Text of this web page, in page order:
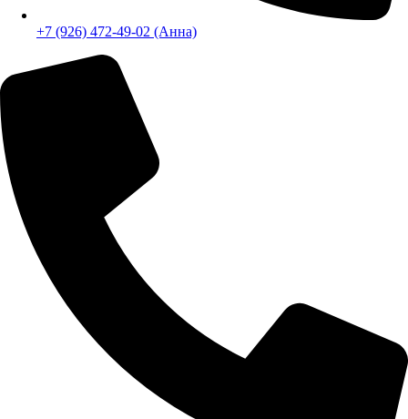
Бесплатный звонок
E-mail:
info@steelproplus.ru
г.Ивантеевка, ул.Трудовая, д.17А.
+7 (926) 472-49-02 (Анна)